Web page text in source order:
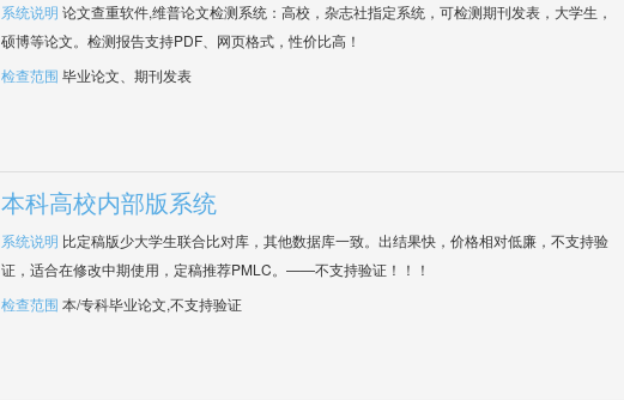
系统说明 论文查重软件,维普论文检测系统：高校，杂志社指定系统，可检测期刊发表，大学生，
硕博等论文。检测报告支持PDF、网页格式，性价比高！
检查范围 毕业论文、期刊发表
本科高校内部版系统
系统说明 比定稿版少大学生联合比对库，其他数据库一致。出结果快，价格相对低廉，不支持验
证，适合在修改中期使用，定稿推荐PMLC。——不支持验证！！！
检查范围 本/专科毕业论文,不支持验证